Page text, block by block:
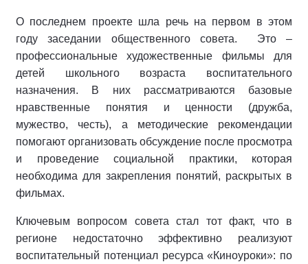
О последнем проекте шла речь на первом в этом
году заседании общественного совета.
Это –
профессиональные художественные фильмы для
детей школьного возраста воспитательного
назначения. В них рассматриваются базовые
нравственные понятия и ценности (дружба,
мужество, честь), а методические рекомендации
помогают организовать обсуждение после просмотра
и проведение социальной практики, которая
необходима для закрепления понятий, раскрытых в
фильмах.
Ключевым вопросом совета стал тот факт, что в
регионе недостаточно эффективно реализуют
воспитательный потенциал ресурса «Киноуроки»: по